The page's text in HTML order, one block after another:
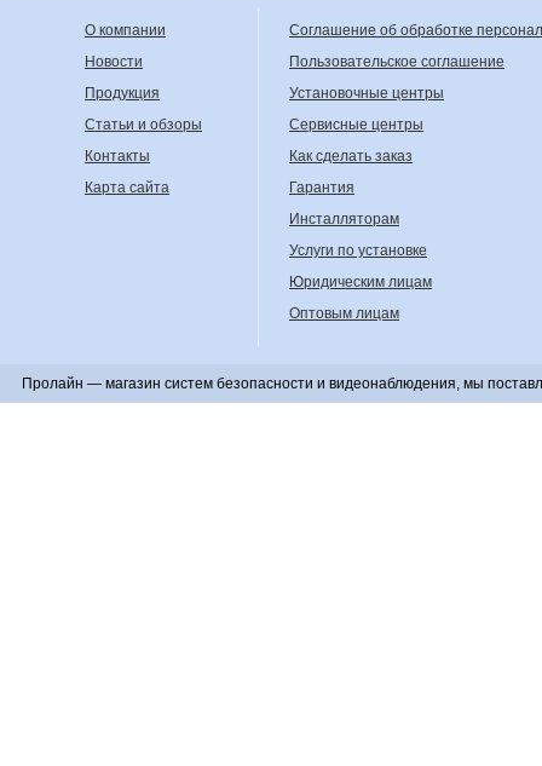
О компании
Новости
Продукция
Статьи и обзоры
Контакты
Карта сайта
Соглашение об обработке
Пользовательское соглашение
Установочные центры
Сервисные центры
Как сделать заказ
Гарантия
Инсталляторам
Услуги по установке
Юридическим лицам
Оптовым лицам
Пролайн — магазин систем безопасности и видеонаблюдения, мы